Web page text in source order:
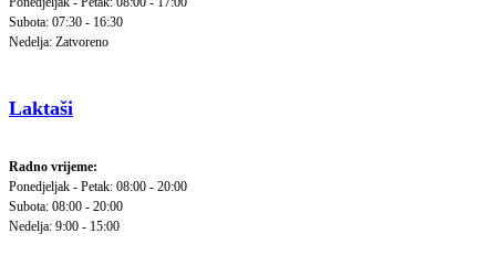
Subota: 07:30 - 16:30
Nedelja: Zatvoreno
Laktaši
Radno vrijeme:
Ponedjeljak - Petak: 08:00 - 20:00
Subota: 08:00 - 20:00
Nedelja: 9:00 - 15:00